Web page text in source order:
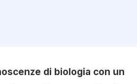
di biologia con un